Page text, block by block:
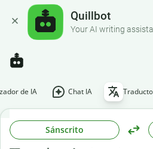
Quillbot
Your AI writing
de IA Chat IA
Sánscrito